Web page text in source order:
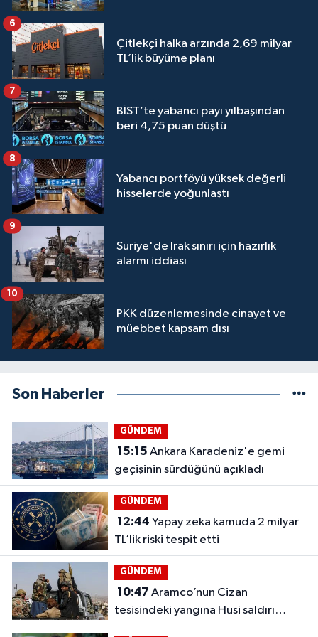
Çitlekçi halka arzında 2,69 milyar
TL’lik büyüme planı
6
BİST’te yabancı payı yılbaşından
beri 4,75 puan düştü
7
Yabancı portföyü yüksek değerli
hisselerde yoğunlaştı
8
Suriye'de Irak sınırı için hazırlık
alarmı iddiası
9
PKK düzenlemesinde cinayet ve
müebbet kapsam dışı
10
Son Haberler
GÜNDEM
15:15
geçişinin sürdüğünü açıkladı
GÜNDEM
12:44
TL’lik riski tespit etti
GÜNDEM
10:47
tesisindeki yangına Husi saldırı
iddiası